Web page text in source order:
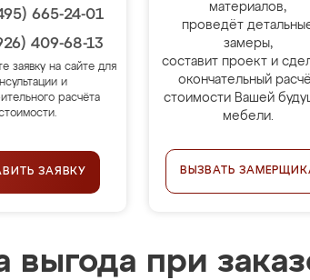
665-24-01
409-68-13
заявку на сайте для
и
расчёта
ЗАЯВКУ
материалов,
проведёт
замеры,
составит проект и
окончательный
стоимости Вашей
мебели.
ВЫЗВАТЬ
выгода при